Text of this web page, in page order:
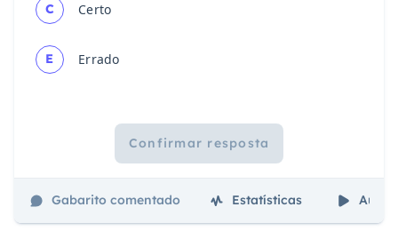
C Certo
E Errado
Confirmar resposta
Gabarito comentado Estatísticas Aulas